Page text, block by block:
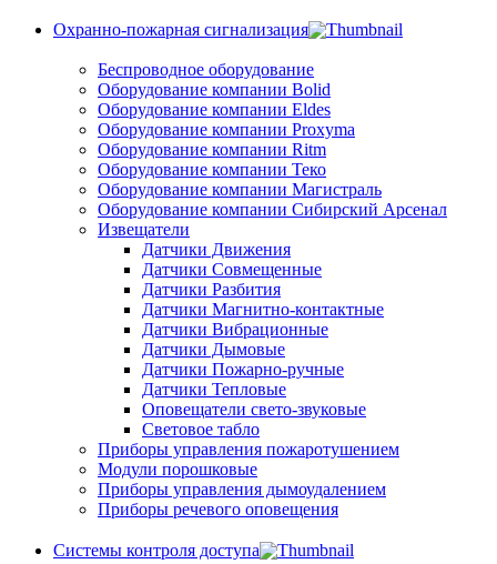
Охранно-пожарная сигнализация
Беспроводное оборудование
Оборудование компании Bolid
Оборудование компании Eldes
Оборудование компании Proxyma
Оборудование компании Ritm
Оборудование компании Теко
Оборудование компании Магистраль
Оборудование компании Сибирский Арсенал
Извещатели
Датчики Движения
Датчики Совмещенные
Датчики Разбития
Датчики Магнитно-контактные
Датчики Вибрационные
Датчики Дымовые
Датчики Пожарно-ручные
Датчики Тепловые
Оповещатели свето-звуковые
Световое табло
Приборы управления пожаротушением
Модули порошковые
Приборы управления дымоудалением
Приборы речевого оповещения
Системы контроля доступа